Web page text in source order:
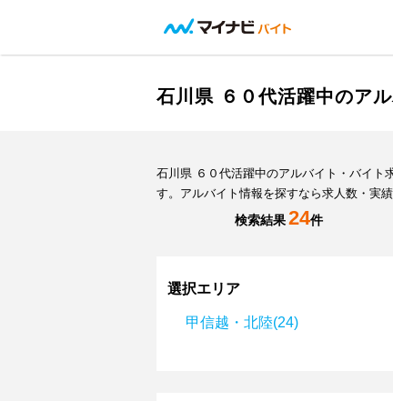
石川県 ６０代活躍中のア
石川県 ６０代活躍中のアルバイト・バイト
す。アルバイト情報を探すなら求人数・実
検索結果24件
選択エリア
甲信越・北陸(24)